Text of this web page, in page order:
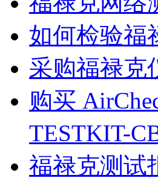
CCTT工程师证书
DCI工程师证书
如何检验福
采购福禄克
购买
TESTKIT-
福禄克测试